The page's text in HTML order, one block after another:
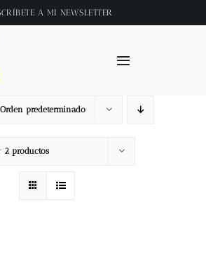
A MI NEWSLETTER
Toggle
Inicio
About
Tienda
Orden predeterminado
2 productos